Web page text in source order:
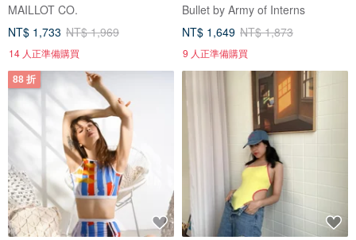
MAILLOT CO.
NT$ 1,733 NT$ 1,969
14 人正準備購買
Bullet by Army of Interns
NT$ 1,649 NT$ 1,873
9 人正準備購買
88 折